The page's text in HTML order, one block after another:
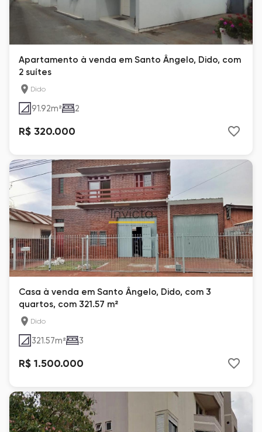
Apartamento à venda em Santo Ângelo, Dido, com
2 suítes
Dido
91.92m² 2
R$ 320.000
Casa à venda em Santo Ângelo, Dido, com 3
quartos, com 321.57 m²
Dido
321.57m² 3
R$ 1.500.000